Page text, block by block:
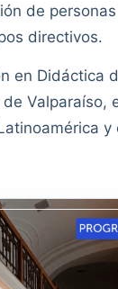
de
directivos.
en Didáctica
Valparaíso,